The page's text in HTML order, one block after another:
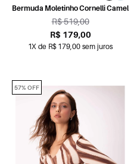
Bermuda Moletinho Cornelli Camel
R$ 519,00
R$ 179,00
1X de R$ 179,00 sem juros
57% OFF